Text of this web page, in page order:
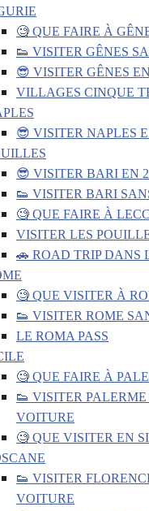
🧐 QUE FAIRE À
👟 VISITER GÊNES
😎 VISITER GÊNES
VILLAGES CINQUE
😎 VISITER NAPLES
😎 VISITER BARI EN
👟 VISITER BARI
🧐 QUE FAIRE À
VISITER LES
🚗 ROAD TRIP DANS
🧐 QUE VISITER À
👟 VISITER ROME
LE ROMA PASS
🧐 QUE FAIRE À
👟 VISITER PALERME
VOITURE
🧐 QUE VISITER EN
👟 VISITER
VOITURE